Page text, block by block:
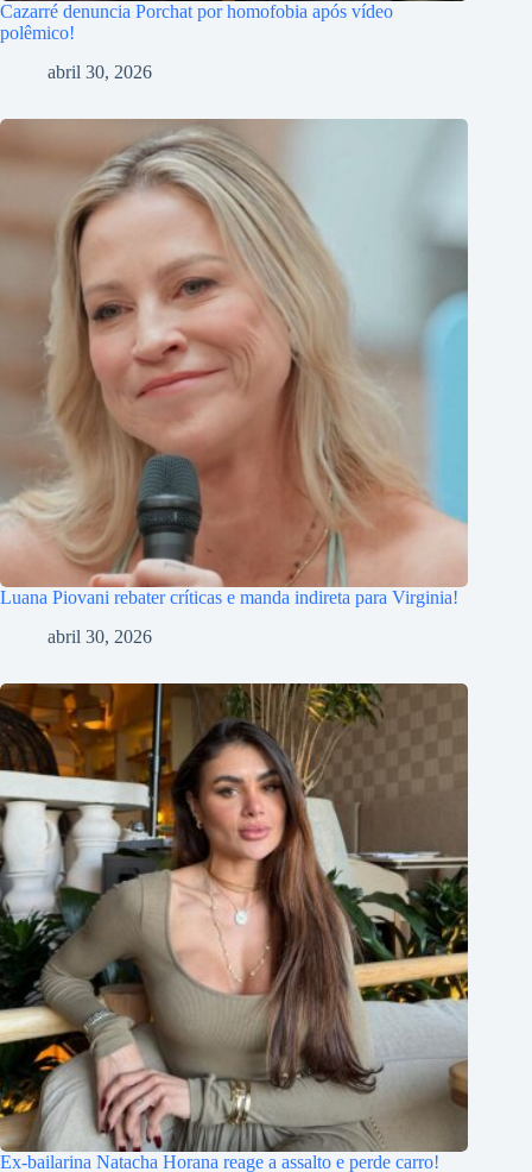
Cazarré denuncia Porchat por homofobia após vídeo
polêmico!
abril 30, 2026
Luana Piovani rebater críticas e manda indireta para Virginia!
abril 30, 2026
Ex-bailarina Natacha Horana reage a assalto e perde carro!